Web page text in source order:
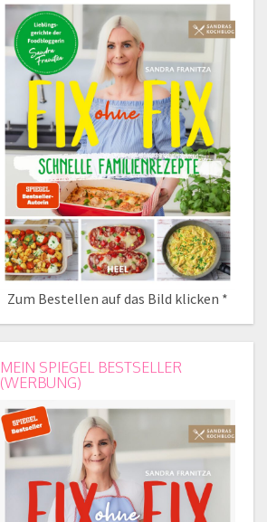
Zum Bestellen auf das Bild klicken *
MEIN SPIEGEL BESTSELLER
(WERBUNG)